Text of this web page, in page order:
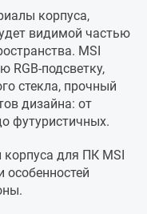
корпуса,
видимой частью
MSI
RGB-подсветку,
стекла, прочный
дизайна: от
футуристичных.
для ПК MSI
особенностей